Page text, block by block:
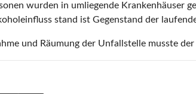
wurden in umliegende Krankenhäuser
stand ist Gegenstand der
und Räumung der Unfallstelle musste